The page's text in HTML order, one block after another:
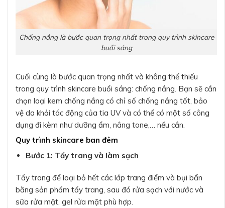
Chống nắng là bước quan trọng nhất trong quy trình skincare
buổi sáng
Cuối cùng là bước quan trọng nhất và không thể thiếu
trong quy trình skincare buổi sáng: chống nắng. Bạn sẽ cần
chọn loại kem chống nắng có chỉ số chống nắng tốt, bảo
vệ da khỏi tác động của tia UV và có thể có một số công
dụng đi kèm như dưỡng ẩm, nâng tone,… nếu cần.
Quy trình skincare ban đêm
Bước 1: Tẩy trang và làm sạch
Tẩy trang để loại bỏ hết các lớp trang điểm và bụi bẩn
bằng sản phẩm tẩy trang, sau đó rửa sạch với nước và
sữa rửa mặt, gel rửa mặt phù hợp.